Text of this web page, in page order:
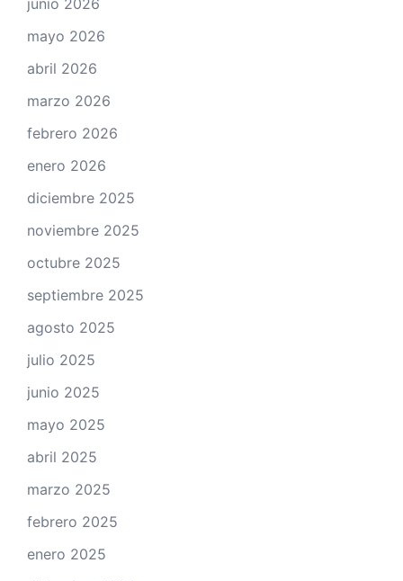
junio 2026
mayo 2026
abril 2026
marzo 2026
febrero 2026
enero 2026
diciembre 2025
noviembre 2025
octubre 2025
septiembre 2025
agosto 2025
julio 2025
junio 2025
mayo 2025
abril 2025
marzo 2025
febrero 2025
enero 2025